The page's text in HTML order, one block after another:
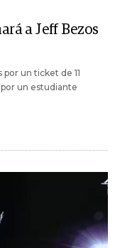
a Jeff Bezos
un ticket de 11
un estudiante